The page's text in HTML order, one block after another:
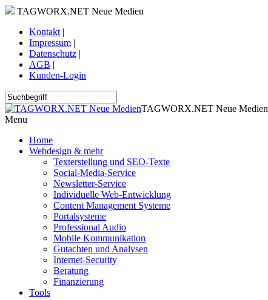
TAGWORX.NET Neue Medien
Kontakt |
Impressum |
Datenschutz |
AGB |
Kunden-Login
TAGWORX.NET Neue Medien
Menu
Home
Webdesign & mehr
Texterstellung und SEO-Texte
Social-Media-Service
Newsletter-Service
Individuelle Web-Entwicklung
Content Management Systeme
Portalsysteme
Professional Audio
Mobile Kommunikation
Gutachten und Analysen
Internet-Security
Beratung
Finanzierung
Tools